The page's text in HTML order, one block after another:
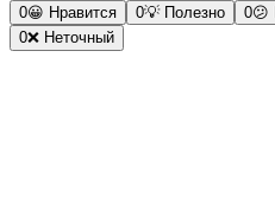
0😀 Нравится 0💡 Полезно 0😕
0❌ Неточный